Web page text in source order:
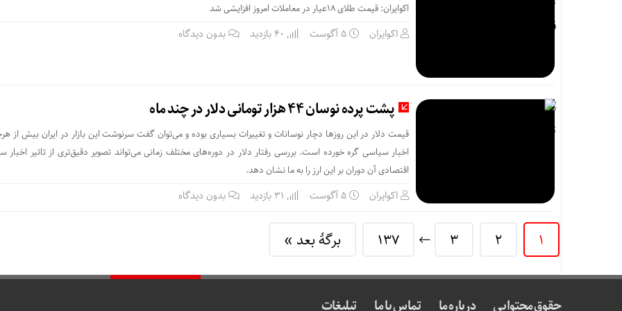
اکوایران: قیمت طلای 18عیار در معاملات امروز افزایشی شد
اکوایران 5 آگوست بدون دیدگاه
پشت پرده نوسان ۴۴ هزار تومانی دلار در چند ماه
قیمت دلار در این روزها دچار نوسانات و تغییرات بسیاری بوده و می‌توان گفت سرنوشت این بازار در ایران بیش از
اخبار سیاسی گره خورده است. بررسی رفتار دلار در دوره‌های مختلف زمانی می‌تواند تصویر دقیق‌تری از تاثیر اخبار
اقتصادی آن دوران بر این ارز را به ما نشان دهد.
اکوایران 5 آگوست بدون دیدگاه
1
2
3
137 برگهٔ بعد »
حقوق محتوایی درباره ما تماس با ما تبلیغات